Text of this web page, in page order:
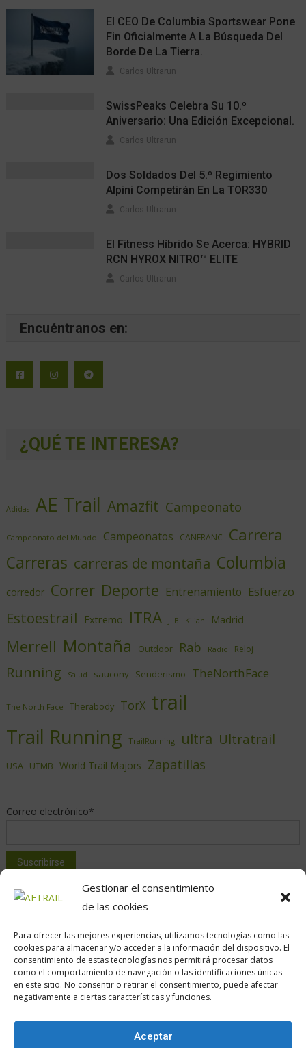
Gestionar el consentimiento
de las cookies
Para ofrecer las mejores experiencias, utilizamos tecnologías como las
cookies para almacenar y/o acceder a la información del dispositivo. El
consentimiento de estas tecnologías nos permitirá procesar datos
como el comportamiento de navegación o las identificaciones únicas
en este sitio. No consentir o retirar el consentimiento, puede afectar
negativamente a ciertas características y funciones.
Aceptar
El CEO De Columbia Sportswear Pone
Fin Oficialmente A La Búsqueda Del
Borde De La Tierra.
Carlos Ultrarun
SwissPeaks Celebra Su 10.º
Aniversario: Una Edición Excepcional.
Carlos Ultrarun
Dos Soldados Del 5.º Regimiento
Alpini Competirán En La TOR330
Carlos Ultrarun
El Fitness Híbrido Se Acerca: HYBRID
RCN HYROX NITRO™ ELITE
Carlos Ultrarun
Encuéntranos en:
¿QUÉ TE INTERESA?
Adidas AE Trail Amazfit Campeonato
Campeonato del Mundo Campeonatos CANFRANC
Carrera
Carreras carreras de montaña Columbia
corredor Correr Deporte Entrenamiento Esfuerzo
Estoestrail Extremo ITRA JLB Kilian Madrid
Merrell Montaña Outdoor Rab Radio Reloj
Running Salud saucony Senderismo TheNorthFace
The North Face Therabody TorX trail
Trail Running TrailRunning ultra Ultratrail
USA UTMB World Trail Majors Zapatillas
Correo electrónico*
Calle Daoiz, 12, Madrid